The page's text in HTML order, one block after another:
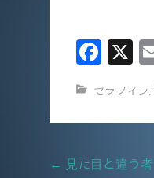
F
c
e
b
X
セラフィン
Post
← 見た目と違う者